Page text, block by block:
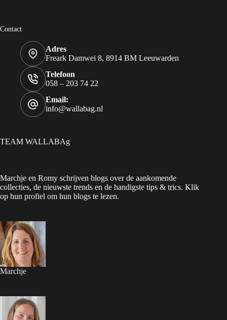
Contact
Adres
Freark Damwei 8, 8914 BM Leeuwarden
Telefoon
058 – 203 74 22
Email:
info@wallabag.nl
TEAM WALLABAg
Marchje en Romy schrijven blogs over de aankomende
collecties, de nieuwste trends en de handigste tips & trics. Klik
op hun profiel om hun blogs te lezen.
Marchje